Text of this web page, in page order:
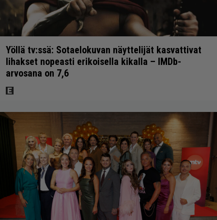
Yöllä tv:ssä: Sotaelokuvan näyttelijät kasvattivat
lihakset nopeasti erikoisella kikalla – IMDb-
arvosana on 7,6